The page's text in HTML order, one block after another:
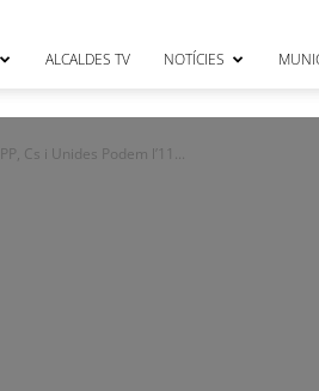
ALCALDES TV NOTÍCIES
Cs i Unides Podem l’11...